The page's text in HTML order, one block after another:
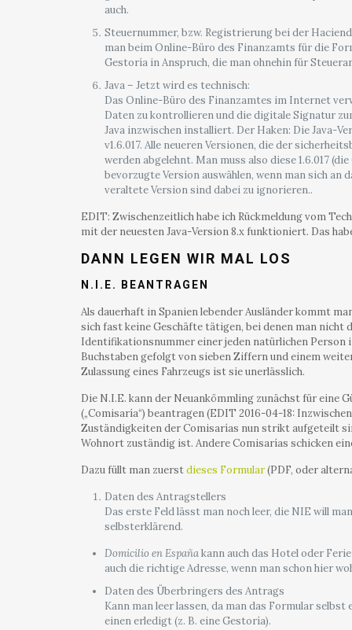
auch.
Steuernummer, bzw. Registrierung bei der
man beim Online-Büro des Finanzamts für die
Gestoría in Anspruch, die man ohnehin für
Java – Jetzt wird es technisch:
Das Online-Büro des Finanzamtes im Internet
Daten zu kontrollieren und die digitale Signatur
Java inzwischen installiert. Der Haken: Die Java-
v1.6.017. Alle neueren Versionen, die der
werden abgelehnt. Man muss also diese 1.6.017
bevorzugte Version auswählen, wenn man sich
veraltete Version sind dabei zu ignorieren..
EDIT: Zwischenzeitlich habe ich Rückmeldung vom
mit der neuesten Java-Version 8.x funktioniert. Das
DANN LEGEN WIR MAL LOS
N.I.E. BEANTRAGEN
Als dauerhaft in Spanien lebender Ausländer kommt
sich fast keine Geschäfte tätigen, bei denen man nicht
Identifikationsnummer einer jeden natürlichen Person
Buchstaben gefolgt von sieben Ziffern und einem
Zulassung eines Fahrzeugs ist sie unerlässlich.
Die N.I.E. kann der Neuankömmling zunächst für
(„Comisaría“) beantragen (EDIT 2016-04-18:
Zuständigkeiten der Comisarías nun strikt aufgeteilt
Wohnort zuständig ist. Andere Comisarías schicken
Dazu füllt man zuerstdieses Formular(PDF, oder
Daten des Antragstellers
Das erste Feld lässt man noch leer, die NIE will
selbsterklärend.
Domicilio en Españakann auch das Hotel oder
auch die richtige Adresse, wenn man schon hier
Daten des Überbringers des Antrags
Kann man leer lassen, da man das Formular
einen erledigt (z. B. eine Gestoría).